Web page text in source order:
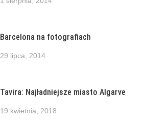
Barcelona na fotografiach
29 lipca, 2014
Tavira: Najładniejsze miasto Algarve
19 kwietnia, 2018